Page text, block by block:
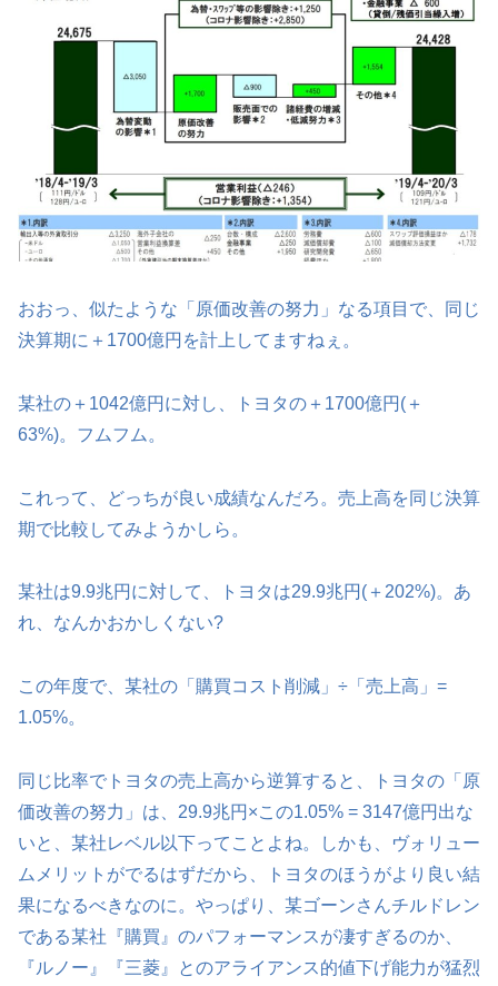
おおっ、似たような「原価改善の努力」なる項目で、同じ
決算期に＋1700億円を計上してますねぇ。
某社の＋1042億円に対し、トヨタの＋1700億円(＋
63%)。フムフム。
これって、どっちが良い成績なんだろ。売上高を同じ決算
期で比較してみようかしら。
某社は9.9兆円に対して、トヨタは29.9兆円(＋202%)。あ
れ、なんかおかしくない?
この年度で、某社の「購買コスト削減」÷「売上高」=
1.05%。
同じ比率でトヨタの売上高から逆算すると、トヨタの「原
価改善の努力」は、29.9兆円×この1.05% = 3147億円出な
いと、某社レベル以下ってことよね。しかも、ヴォリュー
ムメリットがでるはずだから、トヨタのほうがより良い結
果になるべきなのに。やっぱり、某ゴーンさんチルドレン
である某社『購買』のパフォーマンスが凄すぎるのか、
『ルノー』『三菱』とのアライアンス的値下げ能力が猛烈